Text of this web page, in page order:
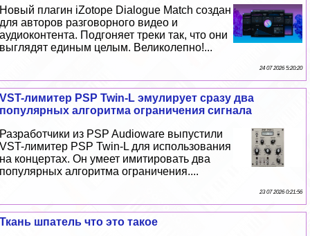
Новый плагин iZotope Dialogue Match создан
для авторов разговорного видео и
аудиоконтента. Подгоняет треки так, что они
выглядят единым целым. Великолепно!...
24 07 2026 5:20:20
VST-лимитер PSP Twin-L эмулирует сразу два
популярных алгоритма ограничения сигнала
Разработчики из PSP Audioware выпустили
VST-лимитер PSP Twin-L для использования
на концертах. Он умеет имитировать два
популярных алгоритма ограничения....
23 07 2026 0:21:56
Ткань шпатель что это такое